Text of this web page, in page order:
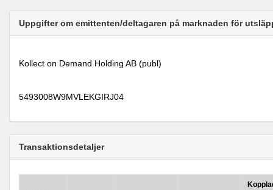
Uppgifter om emittenten/deltagaren på marknaden för
Kollect on Demand Holding AB (publ)
5493008W9MVLEKGIRJ04
Transaktionsdetaljer